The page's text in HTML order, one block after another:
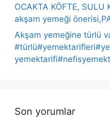
OCAKTA KÖFTE, SULU
akşam yemeği
Akşam yemeğine türlü
Son yorumlar